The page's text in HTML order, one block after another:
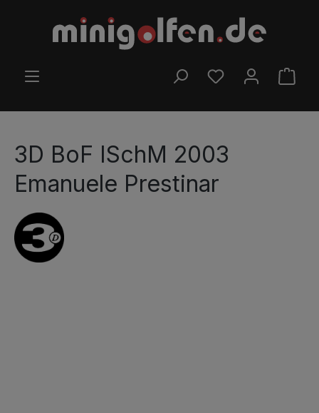
Ga naar de hoofdinhoud
JE HEBT 0 ITEMS
3D BoF ISchM 2003
Emanuele Prestinar